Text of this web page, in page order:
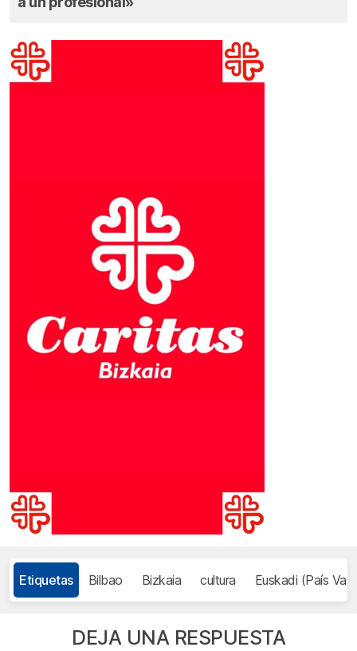
Etiquetas Bilbao Bizkaia cultura Euskadi (País
DEJA UNA RESPUESTA